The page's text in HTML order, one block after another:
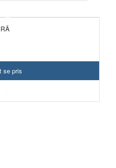
se pris